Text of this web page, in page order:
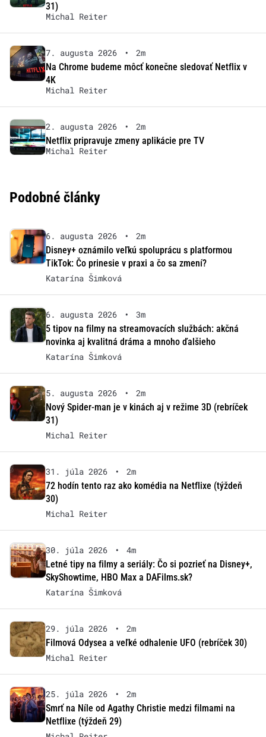
31)
Michal Reiter
7. augusta 2026 •
2m
Na Chrome budeme môcť konečne sledovať Netflix v
4K
Michal Reiter
2. augusta 2026 •
2m
Netflix pripravuje zmeny aplikácie pre TV
Michal Reiter
Podobné články
6. augusta 2026 •
2m
Disney+ oznámilo veľkú spoluprácu s platformou
TikTok: Čo prinesie v praxi a čo sa zmení?
Katarína Šimková
6. augusta 2026 •
3m
5 tipov na filmy na streamovacích službách: akčná
novinka aj kvalitná dráma a mnoho ďalšieho
Katarína Šimková
5. augusta 2026 •
2m
Nový Spider-man je v kinách aj v režime 3D (rebríček
31)
Michal Reiter
31. júla 2026 •
2m
72 hodín tento raz ako komédia na Netflixe (týždeň
30)
Michal Reiter
30. júla 2026 •
4m
Letné tipy na filmy a seriály: Čo si pozrieť na Disney+,
SkyShowtime, HBO Max a DAFilms.sk?
Katarína Šimková
29. júla 2026 •
2m
Filmová Odysea a veľké odhalenie UFO (rebríček 30)
Michal Reiter
25. júla 2026 •
2m
Smrť na Níle od Agathy Christie medzi filmami na
Netflixe (týždeň 29)